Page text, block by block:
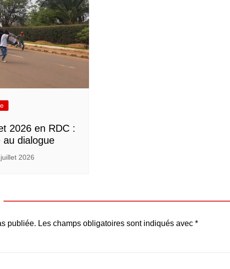
2026 en RDC :
au dialogue
2026
publiée. Les champs obligatoires sont indiqués avec *